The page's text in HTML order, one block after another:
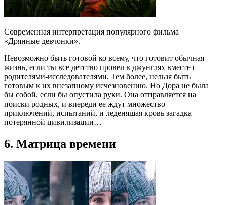
Современная интерпретация популярного фильма
«Дрянные девчонки».
Невозможно быть готовой ко всему, что готовит обычная
жизнь, если ты все детство провел в джунглях вместе с
родителями-исследователями. Тем более, нельзя быть
готовым к их внезапному исчезновению. Но Дора не была
бы собой, если бы опустила руки. Она отправляется на
поиски родных, и впереди ее ждут множество
приключений, испытаний, и леденящая кровь загадка
потерянной цивилизации…
6. Матрица времени